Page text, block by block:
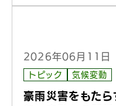
2026年06月11日
トピック 気候変動
豪雨災害をもたら